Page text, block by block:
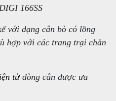
166SS
với dạng cân bò có lồng
hợp với các trang trại chăn
tửdòng cân được ưa